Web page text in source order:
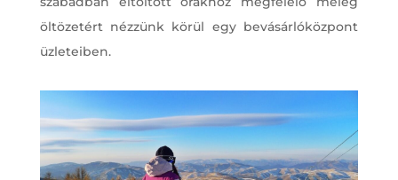
öltözetért nézzünk körül egy bevásárlóközpont
üzleteiben.